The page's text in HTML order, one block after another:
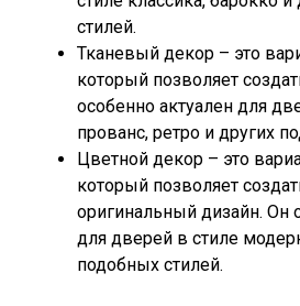
стилей.
Тканевый декор – это
который позволяет
особенно актуален для
прованс, ретро и других
Цветной декор – это
который позволяет
оригинальный дизайн. Он
для дверей в стиле
подобных стилей.